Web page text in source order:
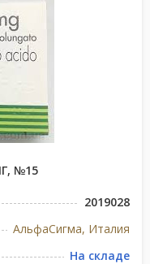
№15
2019028
АльфаСигма, Италия
На складе